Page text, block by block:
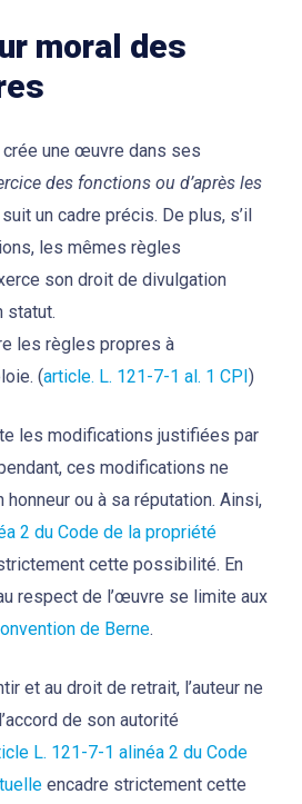
moral des
crée une œuvre dans ses
des fonctions ou d’après les
un cadre précis. De plus, s’il
les mêmes règles
son droit de divulgation
statut.
les règles propres à
(article. L. 121-7-1 al. 1 CPI)
les modifications justifiées par
ces modifications ne
ou à sa réputation. Ainsi,
2 du Code de la propriété
cette possibilité. En
respect de l’œuvre se limite aux
de Berne.
et au droit de retrait, l’auteur ne
de son autorité
L. 121-7-1 alinéa 2 du Code
encadre strictement cette